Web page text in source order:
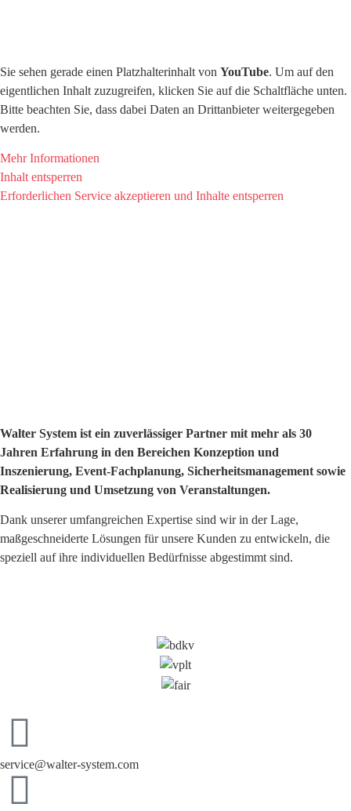
Sie sehen gerade einen Platzhalterinhalt von YouTube. Um auf den
eigentlichen Inhalt zuzugreifen, klicken Sie auf die Schaltfläche unten.
Bitte beachten Sie, dass dabei Daten an Drittanbieter weitergegeben
werden.
Mehr Informationen
Inhalt entsperren
Erforderlichen Service akzeptieren und Inhalte entsperren
Walter System ist ein zuverlässiger Partner mit mehr als 30
Jahren Erfahrung in den Bereichen Konzeption und
Inszenierung, Event-Fachplanung, Sicherheitsmanagement sowie
Realisierung und Umsetzung von Veranstaltungen.
Dank unserer umfangreichen Expertise sind wir in der Lage,
maßgeschneiderte Lösungen für unsere Kunden zu entwickeln, die
speziell auf ihre individuellen Bedürfnisse abgestimmt sind.
service@walter-system.com